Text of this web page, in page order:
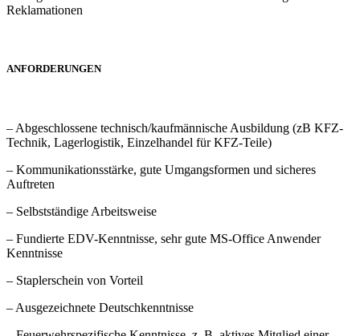
Reklamationen
ANFORDERUNGEN
– Abgeschlossene technisch/kaufmännische Ausbildung (zB KFZ-
Technik, Lagerlogistik, Einzelhandel für KFZ-Teile)
– Kommunikationsstärke, gute Umgangsformen und sicheres
Auftreten
– Selbstständige Arbeitsweise
– Fundierte EDV-Kenntnisse, sehr gute MS-Office Anwender
Kenntnisse
– Staplerschein von Vorteil
– Ausgezeichnete Deutschkenntnisse